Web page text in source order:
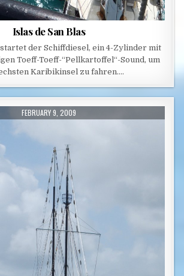
Islas de San Blas
der Schiffdiesel, ein 4-Zylinder mit
Toeff-Toeff-“Pellkartoffel“-Sound, um
Karibikinsel zu fahren….
PUBLISHED DATE:
FEBRUARY 9, 2009